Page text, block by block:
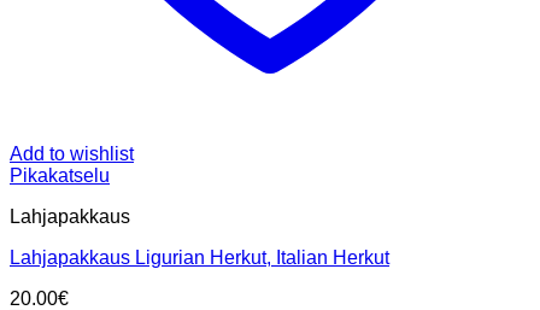
Add to wishlist
Pikakatselu
Lahjapakkaus
Lahjapakkaus Ligurian Herkut, Italian Herkut
20.00€